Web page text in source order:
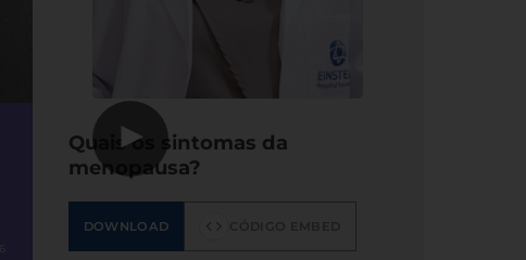
▶
Quais os sintomas da
menopausa?
DOWNLOAD